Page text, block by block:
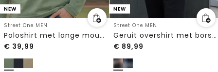
NEW
Street One MEN
Poloshirt met lange mouwen en ritsdetail
€ 39,99
NEW
Street One MEN
Geruit overshirt met borstzakken
€ 89,99